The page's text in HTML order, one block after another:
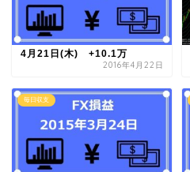
4月21日(木) +10.1万
2016年4月22日
毎日収支